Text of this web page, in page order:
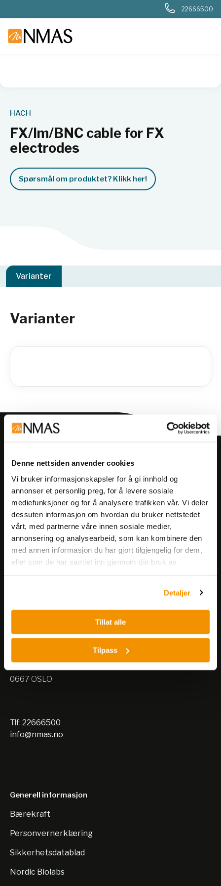
Denne nettsiden anvender cookies
Vi bruker informasjonskapsler for å gi innhold og
annonser et personlig preg, for å levere sosiale
mediefunksjoner og for å analysere trafikken vår. Vi deler
dessuten informasjon om hvordan du bruker nettstedet
vårt, med partnerne våre innen sosiale medier,
annonsering og analysearbeid, som kan kombinere den
med annen informasjon du har gjort tilgjengelig for dem,
eller som de har samlet inn gjennom din bruk av
Detaljer
Tillat alle
Tilpass
22666500
HACH
FX/Im/BNC cable for FX
electrodes
Spørsmål om produktet? Klikk her!
Varianter
Varianter
Meld deg på vårt nyhetsbrev!
arrangementer og kampanjer.
Meld på nyhetsbrev
Nils Hansens vei 8
0667 OSLO
Tlf: 22666500
info@nmas.no
Generell informasjon
Bærekraft
Personvernerklæring
Sikkerhetsdatablad
Nordic Biolabs